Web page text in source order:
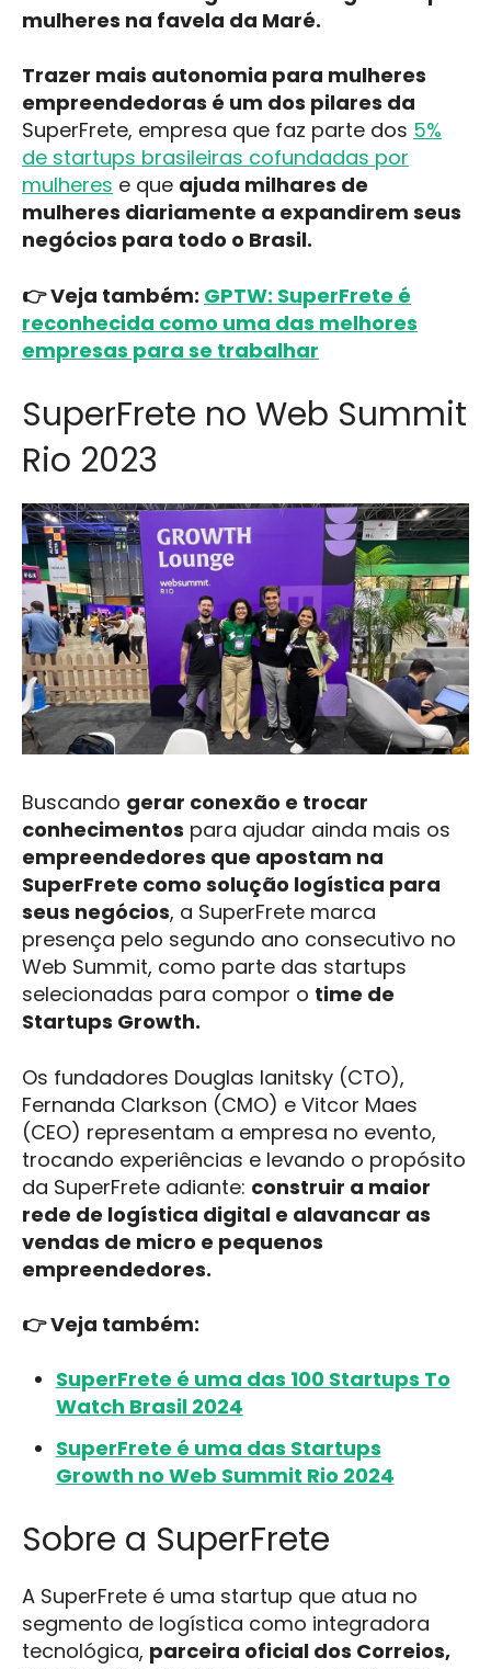
mulheres na favela da Maré.
Trazer mais autonomia para mulheres
empreendedoras é um dos pilares da
SuperFrete, empresa que faz parte dos 5%
de startups brasileiras cofundadas por
mulheres e que ajuda milhares de
mulheres diariamente a expandirem seus
negócios para todo o Brasil.
👉 Veja também: GPTW: SuperFrete é
reconhecida como uma das melhores
empresas para se trabalhar
SuperFrete no Web Summit
Rio 2023
Buscando gerar conexão e trocar
conhecimentos para ajudar ainda mais os
empreendedores que apostam na
SuperFrete como solução logística para
seus negócios, a SuperFrete marca
presença pelo segundo ano consecutivo no
Web Summit, como parte das startups
selecionadas para compor o time de
Startups Growth.
Os fundadores Douglas Ianitsky (CTO),
Fernanda Clarkson (CMO) e Vitcor Maes
(CEO) representam a empresa no evento,
trocando experiências e levando o propósito
da SuperFrete adiante: construir a maior
rede de logística digital e alavancar as
vendas de micro e pequenos
empreendedores.
👉 Veja também:
SuperFrete é uma das 100 Startups To
Watch Brasil 2024
SuperFrete é uma das Startups
Growth no Web Summit Rio 2024
Sobre a SuperFrete
A SuperFrete é uma startup que atua no
segmento de logística como integradora
tecnológica, parceira oficial dos Correios,